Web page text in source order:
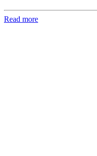
Read more